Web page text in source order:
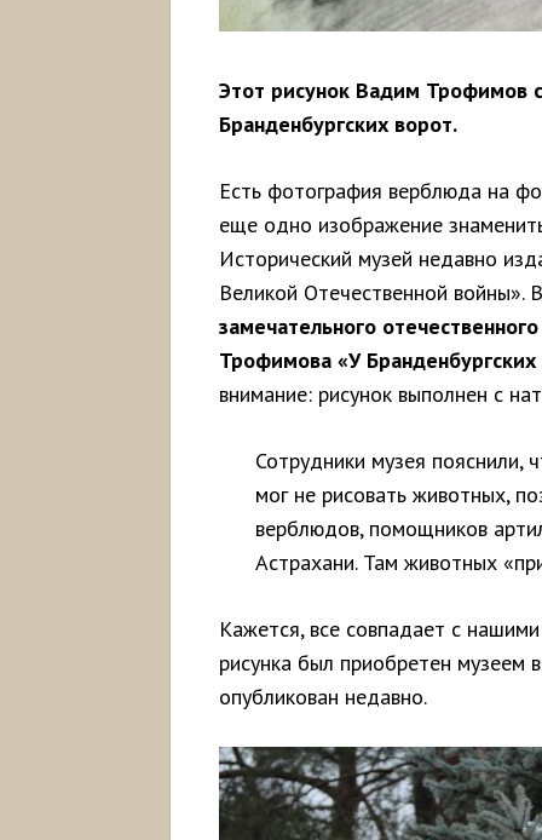
Этот рисунок Вадим Трофимов
Бранденбургских ворот.
Есть фотография верблюда на
еще одно изображение
Исторический музей недавно
Великой Отечественной
замечательного
Трофимова «У
внимание: рисунок выполнен с
Сотрудники музея
мог не рисовать животных,
верблюдов, помощников
Астрахани. Там животных
Кажется, все совпадает с
рисунка был приобретен музеем
опубликован недавно.